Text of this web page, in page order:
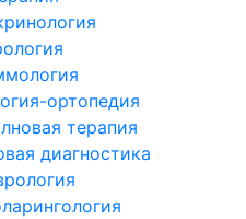
ортопедия
терапия
диагностика